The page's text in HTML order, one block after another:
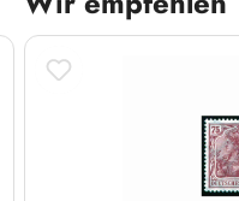
Produktgalerie überspringen